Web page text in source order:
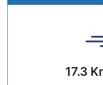
17.3